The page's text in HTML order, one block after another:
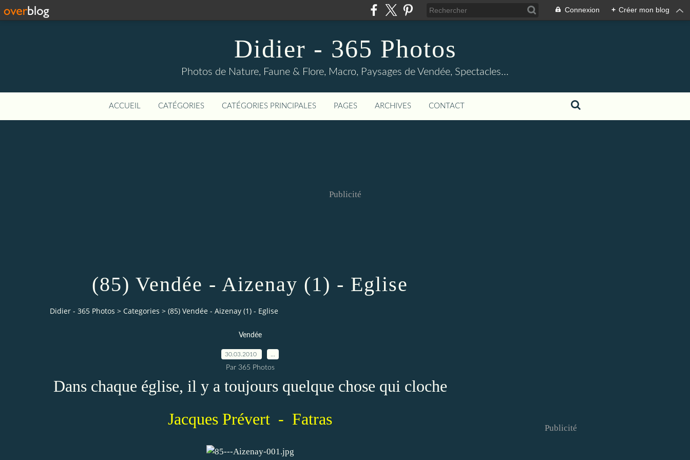
Connexion + Créer mon blog
Didier - 365 Photos
Photos de Nature, Faune & Flore, Macro, Paysages de Vendée, Spectacles...
ACCUEIL CATÉGORIES CATÉGORIES PRINCIPALES PAGES ARCHIVES CONTACT
Publicité
(85) Vendée - Aizenay (1) - Eglise
Didier - 365 Photos > Categories > (85) Vendée - Aizenay (1) - Eglise
Vendée
30.03.2010
Par 365 Photos
Dans chaque église, il y a toujours quelque chose qui cloche
Jacques Prévert - Fatras
Publicité